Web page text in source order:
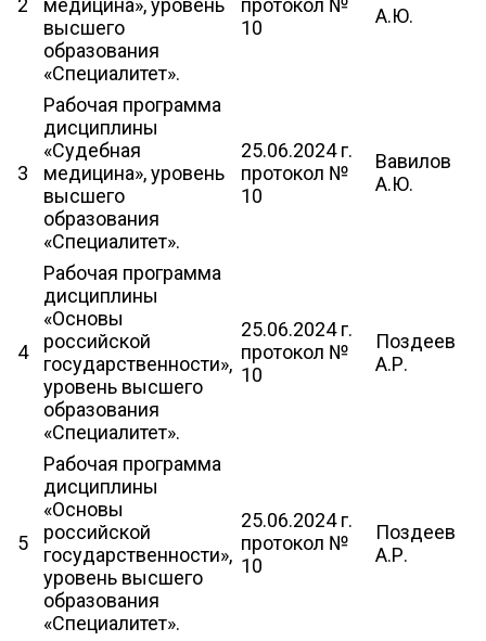
2
медицина», уровень
высшего
образования
«Специалитет».
протокол №
10
А.Ю.
3
Рабочая программа
дисциплины
«Судебная
медицина», уровень
высшего
образования
«Специалитет».
25.06.2024 г.
протокол №
10
Вавилов
А.Ю.
4
Рабочая программа
дисциплины
«Основы
российской
государственности»,
уровень высшего
образования
«Специалитет».
25.06.2024 г.
протокол №
10
Поздеев
А.Р.
5
Рабочая программа
дисциплины
«Основы
российской
государственности»,
уровень высшего
образования
«Специалитет».
25.06.2024 г.
протокол №
10
Поздеев
А.Р.